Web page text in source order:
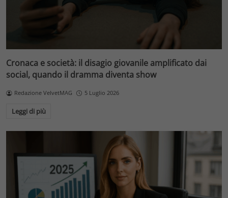
Cronaca e società: il disagio giovanile amplificato dai
social, quando il dramma diventa show
Redazione VelvetMAG 5 Luglio 2026
Leggi di più